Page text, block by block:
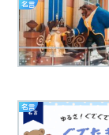
名言
名言